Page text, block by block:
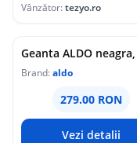
Vânzător:tezyo.ro
Brand:aldo
279.00 RON
Vezi detalii